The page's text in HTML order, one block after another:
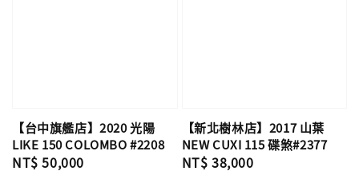
【台中旗艦店】2020 光陽
LIKE 150 COLOMBO #2208
Regular
NT$ 50,000
【新北樹林店】2017 山葉
NEW CUXI 115 碟煞#2377
Regular
NT$ 38,000